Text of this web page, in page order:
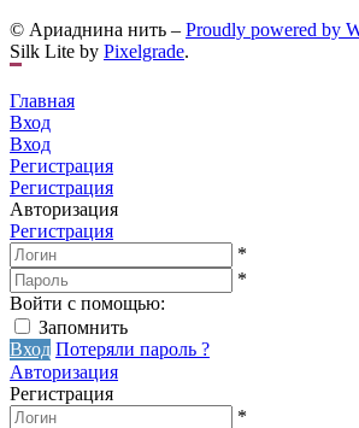
© Ариаднина нить – Proudly powered by
Silk Lite by Pixelgrade.
Главная
Вход
Вход
Регистрация
Регистрация
Авторизация
Регистрация
*
*
Войти с помощью:
Запомнить
Вход Потеряли пароль ?
Авторизация
Регистрация
*